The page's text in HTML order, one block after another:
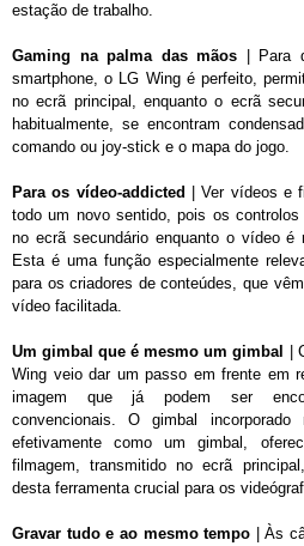
estação de trabalho.
Gaming na palma das mãos | Para
smartphone, o LG Wing é perfeito,
no ecrã principal, enquanto o ecrã
habitualmente, se encontram
comando ou joy-stick e o mapa do jogo.
Para os vídeo-addicted
| Ver vídeos e
todo um novo sentido, pois os controlos
no ecrã secundário enquanto o vídeo é
Esta é uma função especialmente
para os criadores de conteúdes, que
vídeo facilitada.
Um gimbal que é mesmo um gimbal
|
Wing veio dar um passo em frente em
imagem que já podem ser
convencionais. O gimbal incorporado
efetivamente como um gimbal,
filmagem, transmitido no ecrã
desta ferramenta crucial para os
Gravar tudo e ao mesmo tempo | Às